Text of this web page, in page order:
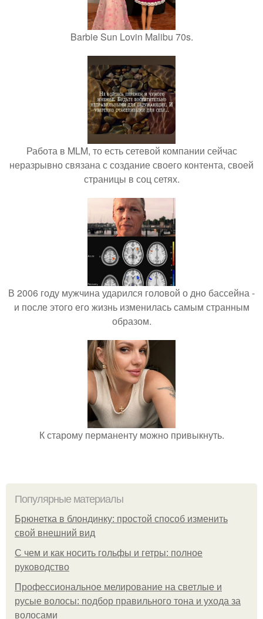
Barbie Sun Lovin Malibu 70s.
Работа в MLM, то есть сетевой компании сейчас
неразрывно связана с создание своего контента, своей
страницы в соц сетях.
В 2006 году мужчина ударился головой о дно бассейна -
и после этого его жизнь изменилась самым странным
образом.
К старому перманенту можно привыкнуть.
Популярные материалы
Брюнетка в блондинку: простой способ изменить
свой внешний вид
С чем и как носить гольфы и гетры: полное
руководство
Профессиональное мелирование на светлые и
русые волосы: подбор правильного тона и ухода за
волосами